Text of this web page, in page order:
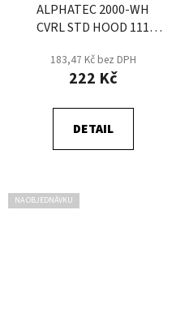
ALPHATEC 2000-WH
CVRL STD HOOD 111
Bílá
183,47 Kč bez DPH
222 Kč
DETAIL
NA OBJEDNÁVKU